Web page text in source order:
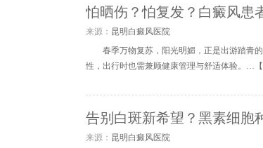
怕晒伤？怕复发？白癜风患
来源： 昆明白癜风医院
春季万物复苏，阳光明媚，正是出游踏青
性，出行时也需兼顾健康管理与舒适体验。…【
告别白斑新希望？黑素细胞
来源： 昆明白癜风医院